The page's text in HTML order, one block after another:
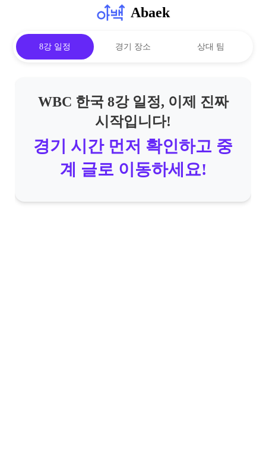
Abaek
8강 일정 경기 장소 상대 팀
WBC 한국 8강 일정, 이제 진짜
시작입니다!
경기 시간 먼저 확인하고 중
계 글로 이동하세요!